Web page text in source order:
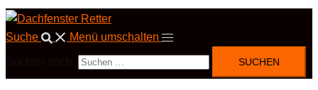
Suche Menü umschalten